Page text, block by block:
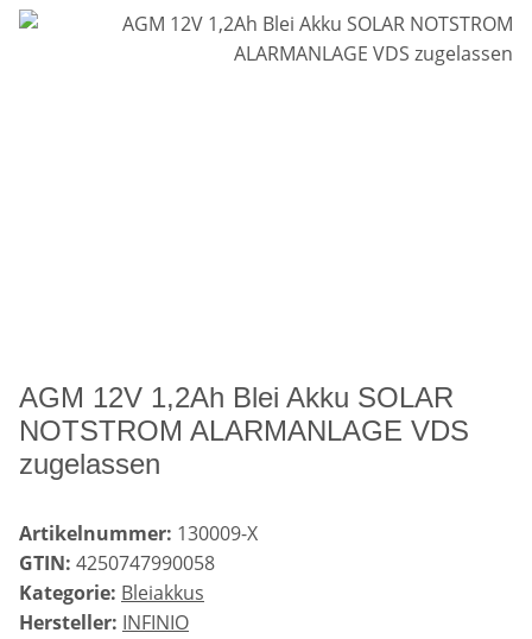
AGM 12V 1,2Ah Blei Akku SOLAR
NOTSTROM ALARMANLAGE VDS
zugelassen
Artikelnummer: 130009-X
GTIN: 4250747990058
Kategorie: Bleiakkus
Hersteller: INFINIO